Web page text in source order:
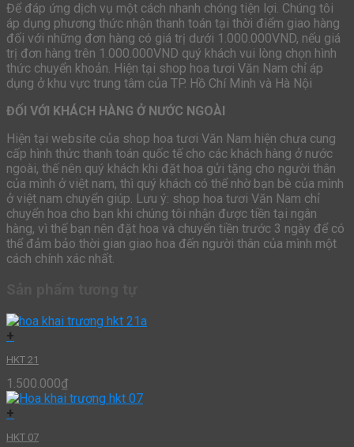
Để đáp ứng dịch vụ một cách nhanh chóng tiện lợi. Chúng tôi
áp dụng phương thức nhận thanh toán tại thời điểm giao hàng
đối với những đơn hàng có giá trị dưới 1.000.000VND, nếu giá
trị đơn hàng trên 1.000.000VND quý khách vui lòng chọn hình
thức chuyển khoản. Hiện tại shop hoa tươi Văn Nam chỉ áp
dụng ở khu vực trung tâm của TP. Hồ Chí Minh và Hà Nội
ĐỐI VỚI KHÁCH HÀNG Ở NƯỚC NGOÀI
Hiện tại website của shop hoa tươi Văn Nam hiện chưa cung
cấp hình thức thanh toán quốc tế cho các khách hàng ở nước
ngoài, thế nên quý khách khi đặt hoa gửi tặng cho người thân
của mình ở việt nam, thì quý khách có thể nhờ bạn bè của mình
ở việt nam chuyển giúp. Lưu ý: shop hoa tươi Văn Nam chỉ
chuyển hoa cho bạn khi chúng tôi nhận được tiền tại ngân
hàng, vì thế bạn nên đặt hoa và chuyển tiền trước 3 ngày để có
thể đảm bảo thời gian giao hoa đến người thân của mình một
cách chính xác nhất.
+
HKT 21
1.500.000₫
+
HKT 07